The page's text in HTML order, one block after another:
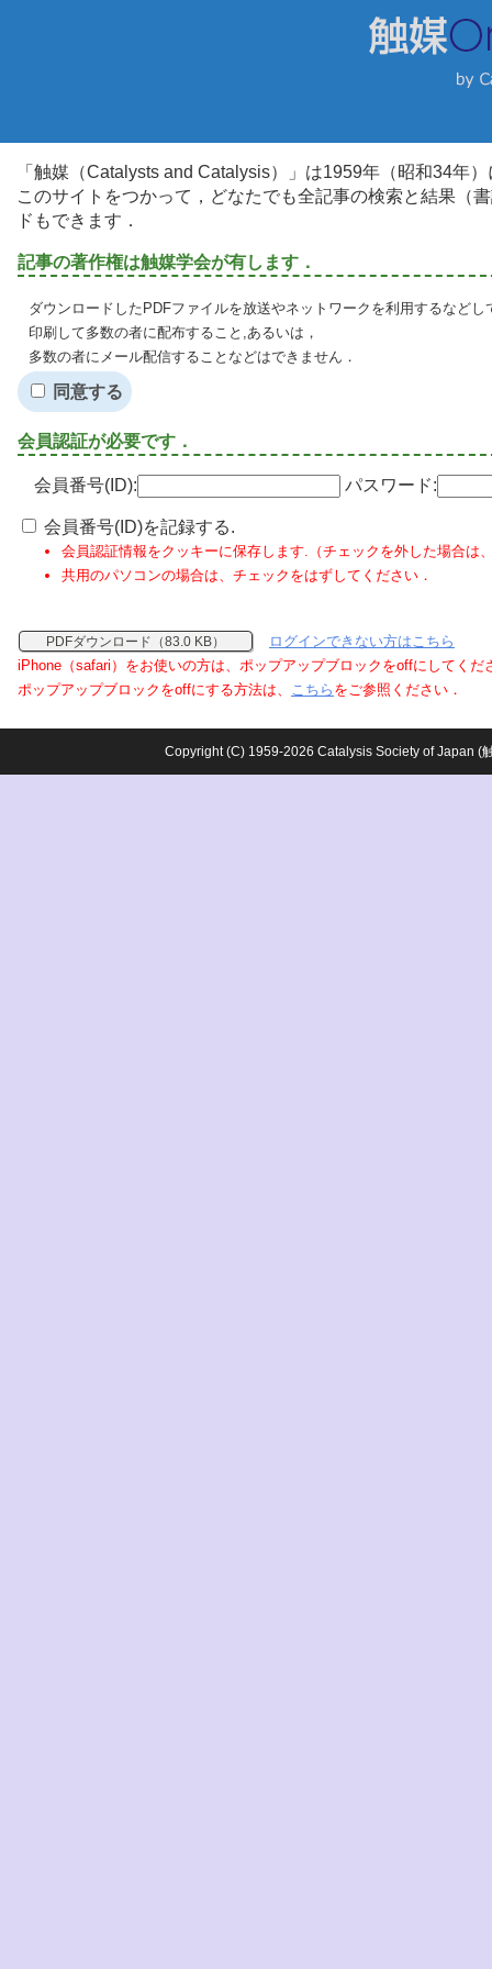
「触媒（Catalysts and Catalysis）」は1959年（昭和34年
このサイトをつかって，どなたでも全記事の検索と結果（
ドもできます．
記事の著作権は触媒学会が有します．
ダウンロードしたPDFファイルを放送やネットワークを利用するなど
印刷して多数の者に配布すること,あるいは，
多数の者にメール配信することなどはできません．
同意する
会員認証が必要です．
会員番号(ID): パスワード:
会員番号(ID)を記録する.
会員認証情報をクッキーに保存します.（チェックを外した場合は
共用のパソコンの場合は、チェックをはずしてください．
PDFダウンロード（83.0 KB）
ログインできない方はこちら
iPhone（safari）をお使いの方は、ポップアップブロックをoffにしてくだ
ポップアップブロックをoffにする方法は、 こちら をご参照ください．
Copyright (C) 1959-2026 Catalysis Society of Japan (